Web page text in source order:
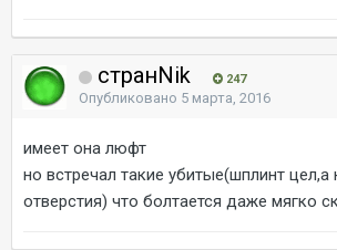
странNik 247
Опубликовано 5 марта, 2016
имеет она люфт
но встречал такие убитые(шплинт цел,а
отверстия) что болтается даже мягко